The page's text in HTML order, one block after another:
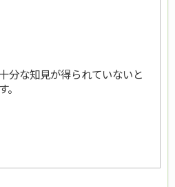
分な知見が得られていないと
。